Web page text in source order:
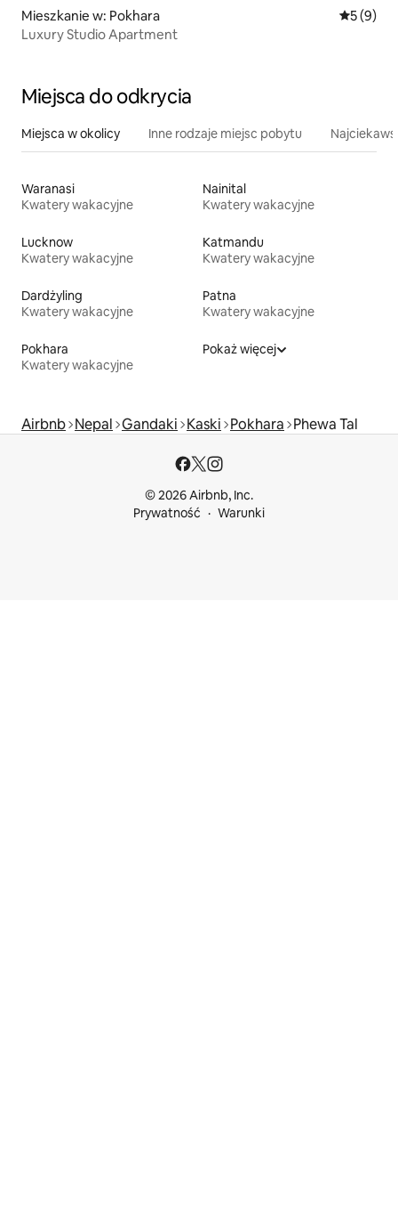
Mieszkanie w: Pokhara Średnia
5 (9)
Luxury Studio Apartment
Miejsca do odkrycia
Miejsca w okolicy Inne rodzaje miejsc pobytu
Waranasi
Kwatery wakacyjne
Nainital
Kwatery wakacyjne
Lucknow
Kwatery wakacyjne
Katmandu
Kwatery wakacyjne
Dardżyling
Kwatery wakacyjne
Patna
Kwatery wakacyjne
Pokhara
Kwatery wakacyjne
Pokaż więcej
Airbnb Nepal Gandaki Kaski Pokhara Phewa Tal
© 2026 Airbnb, Inc.
Prywatność
Warunki